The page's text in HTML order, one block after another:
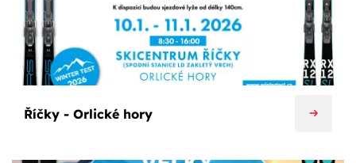
Říčky - Orlické hory